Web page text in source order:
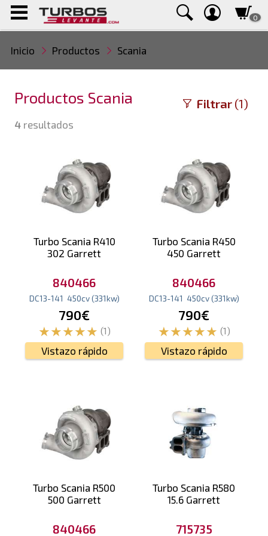
0
Inicio Productos Scania
Productos Scania Filtrar (1)
4 resultados
Turbo Scania R410
302 Garrett
840466
DC13-141 450cv (331kw)
790€
(1)
Vistazo rápido
Turbo Scania R450
450 Garrett
840466
DC13-141 450cv (331kw)
790€
(1)
Vistazo rápido
Turbo Scania R500
500 Garrett
840466
Turbo Scania R580
15.6 Garrett
715735